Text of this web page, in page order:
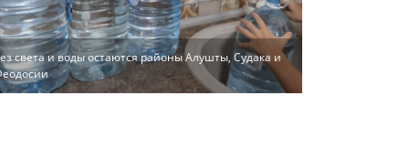
света и воды остаются районы Алушты, Судака и